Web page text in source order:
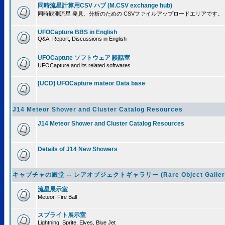
同時流星計算用CSV ハブ (M.CSV exchange hub)
同時観測流星 発見、分析のための CSVファイルアップロードエリアです。
UFOCapture BBS in English
Q&A, Report, Discussions in English
UFOCaptute ソフトウェア 談話室
UFOCapture and its related softwares
[UCD] UFOCapture mateor Data base
J14 Meteor Shower and Cluster Catalog Resources
J14 Meteor Shower and Cluster Catalog Resources
Details of J14 New Showers
キャプチャの殿堂 -- レアオブジェクトギャラリー (Rare Object
流星展示室
Meteor, Fire Ball
スプライト展示室
Lightning, Sprite, Elves, Blue Jet